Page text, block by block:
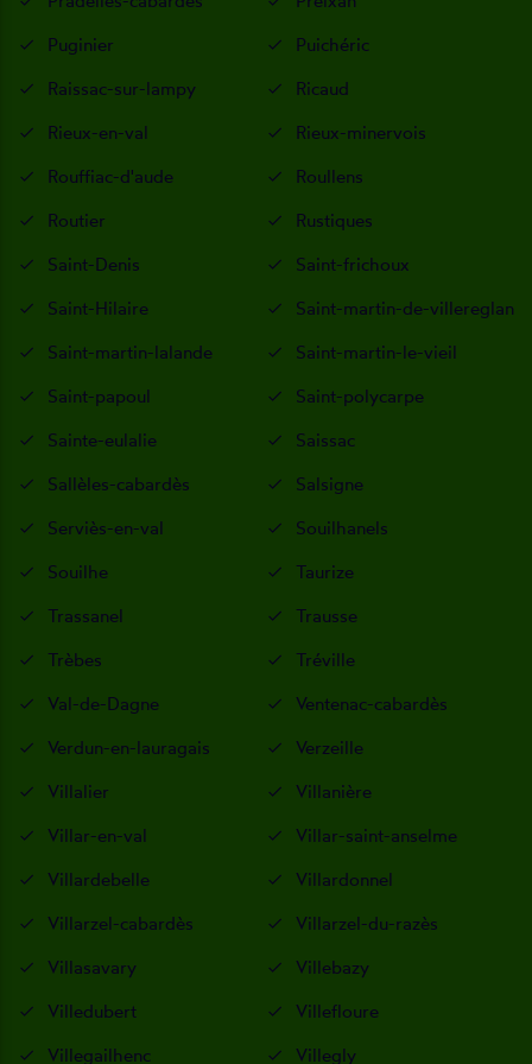
Puginier
Puichéric
Raissac-sur-lampy
Ricaud
Rieux-en-val
Rieux-minervois
Rouffiac-d'aude
Roullens
Routier
Rustiques
Saint-Denis
Saint-frichoux
Saint-Hilaire
Saint-martin-de-villereglan
Saint-martin-lalande
Saint-martin-le-vieil
Saint-papoul
Saint-polycarpe
Sainte-eulalie
Saissac
Sallèles-cabardès
Salsigne
Serviès-en-val
Souilhanels
Souilhe
Taurize
Trassanel
Trausse
Trèbes
Tréville
Val-de-Dagne
Ventenac-cabardès
Verdun-en-lauragais
Verzeille
Villalier
Villanière
Villar-en-val
Villar-saint-anselme
Villardebelle
Villardonnel
Villarzel-cabardès
Villarzel-du-razès
Villasavary
Villebazy
Villedubert
Villefloure
Villegailhenc
Villegly